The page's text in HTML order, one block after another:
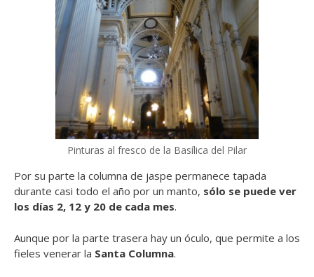
Pinturas al fresco de la Basílica del Pilar
Por su parte la columna de jaspe permanece tapada
durante casi todo el año por un manto, sólo se puede ver
los días 2, 12 y 20 de cada mes.
Aunque por la parte trasera hay un óculo, que permite a los
fieles venerar la Santa Columna.